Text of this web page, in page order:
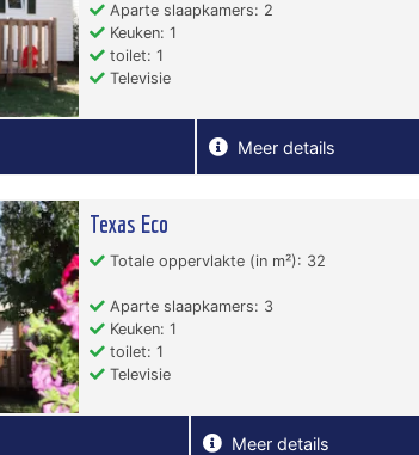
Aparte slaapkamers: 2
Keuken: 1
toilet: 1
Televisie
Meer details
Texas Eco
Totale oppervlakte (in m²): 32
Aparte slaapkamers: 3
Keuken: 1
toilet: 1
Televisie
Meer details